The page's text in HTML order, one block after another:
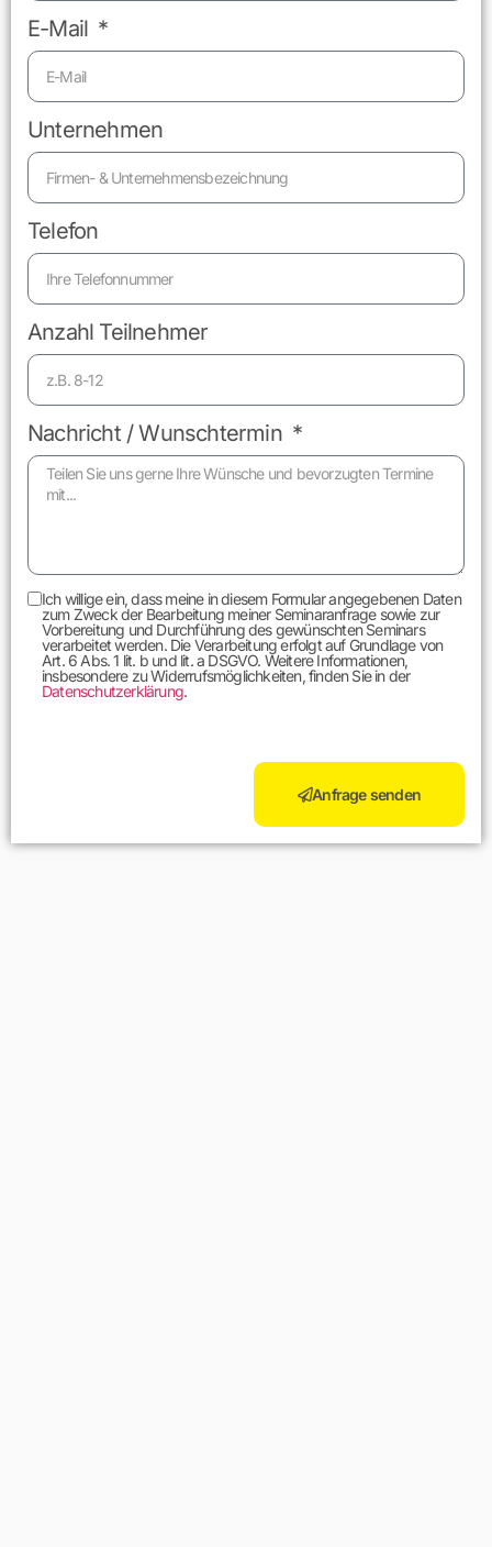
E-Mail
Unternehmen
Telefon
Anzahl Teilnehmer
Nachricht / Wunschtermin
Ich willige ein, dass meine in diesem Formular angegebenen Daten
zum Zweck der Bearbeitung meiner Seminaranfrage sowie zur
Vorbereitung und Durchführung des gewünschten Seminars
verarbeitet werden. Die Verarbeitung erfolgt auf Grundlage von
Art. 6 Abs. 1 lit. b und lit. a DSGVO. Weitere Informationen,
insbesondere zu Widerrufsmöglichkeiten, finden Sie in der
Datenschutzerklärung.
Anfrage senden